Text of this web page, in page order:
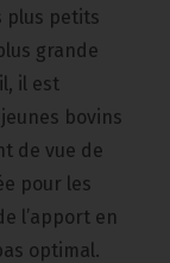
plus petits
grande
il est
bovins
de vue de
pour les
l’apport en
optimal.